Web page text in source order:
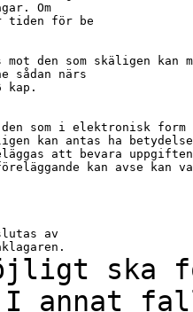
Om
tiden för be
den som skäligen kan
sådan närs
kap.
som i elektronisk form
kan antas ha
att bevara
kan avse kan
av
ska